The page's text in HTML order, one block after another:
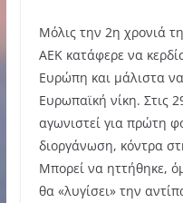
Μόλις την 2η χρονιά
ΑΕΚ κατάφερε να
Ευρώπη και μάλιστα
Ευρωπαϊκή νίκη. Στις
αγωνιστεί για πρώτη
διοργάνωση, κόντρα
Μπορεί να ηττήθηκε,
θα «λυγίσει» την